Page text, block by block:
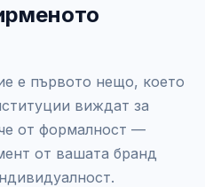
е първото нещо, което
виждат за
от формалност —
от вашата бранд